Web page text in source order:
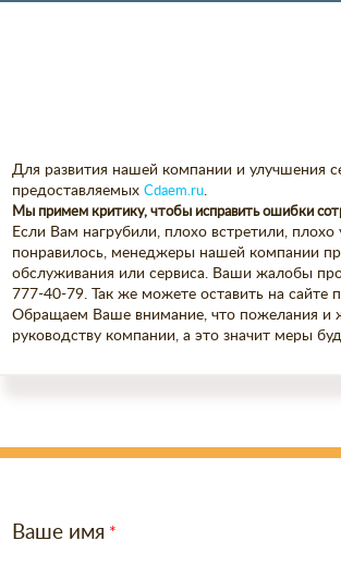
Для развития нашей компании и улучшения
предоставляемых Сdaem.ru.
Мы примем критику, чтобы исправить ошибки
Если Вам нагрубили, плохо встретили,
понравилось, менеджеры нашей компании
обслуживания или сервиса. Ваши жалобы
777-40-79. Так же можете оставить на
Обращаем Ваше внимание, что пожелания и
руководству компании, а это значит меры
Ваше имя